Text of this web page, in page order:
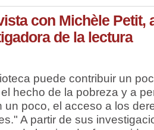
con Michèle Petit,
de la lectura
puede contribuir un
hecho de la pobreza y a
un poco, el acceso a los
A partir de sus